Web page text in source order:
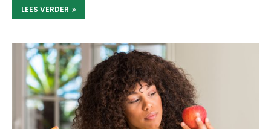
LEES VERDER